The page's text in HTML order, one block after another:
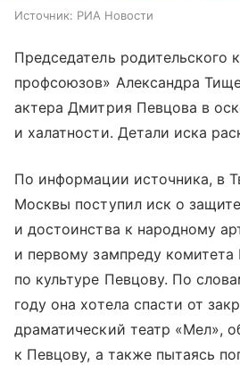
Источник: РИА Новости
Председатель родительского
профсоюзов» Александра
актера Дмитрия Певцова в
и халатности. Детали иска
По информации источника, в
Москвы поступил иск о
и достоинства к народному
и первому зампреду
по культуре Певцову. По
году она хотела спасти от
драматический театр «Мел»,
к Певцову, а также пытаясь